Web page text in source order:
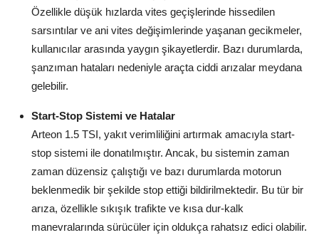
Özellikle düşük hızlarda vites geçişlerinde hissedilen
sarsıntılar ve ani vites değişimlerinde yaşanan gecikmeler,
kullanıcılar arasında yaygın şikayetlerdir. Bazı durumlarda,
şanzıman hataları nedeniyle araçta ciddi arızalar meydana
gelebilir.
Start-Stop Sistemi ve Hatalar
Arteon 1.5 TSI, yakıt verimliliğini artırmak amacıyla start-
stop sistemi ile donatılmıştır. Ancak, bu sistemin zaman
zaman düzensiz çalıştığı ve bazı durumlarda motorun
beklenmedik bir şekilde stop ettiği bildirilmektedir. Bu tür bir
arıza, özellikle sıkışık trafikte ve kısa dur-kalk
manevralarında sürücüler için oldukça rahatsız edici olabilir.